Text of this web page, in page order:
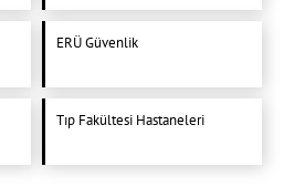
ERÜ Güvenlik
Tıp Fakültesi Hastaneleri